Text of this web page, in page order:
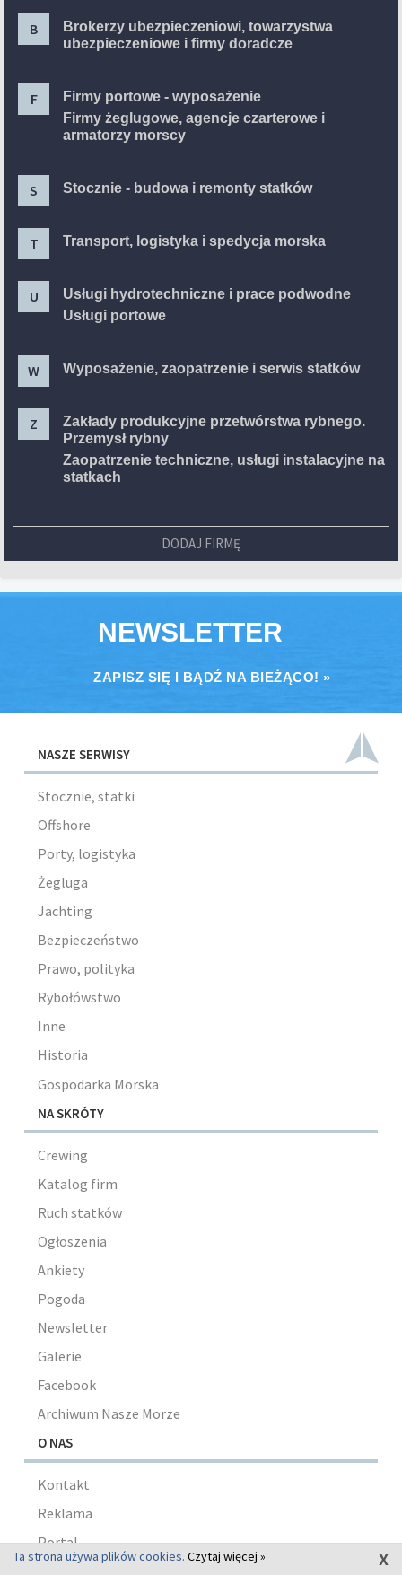
B
Brokerzy ubezpieczeniowi, towarzystwa
ubezpieczeniowe i firmy doradcze
F
Firmy portowe - wyposażenie
Firmy żeglugowe, agencje czarterowe i
armatorzy morscy
S Stocznie - budowa i remonty statków
T Transport, logistyka i spedycja morska
U
Usługi hydrotechniczne i prace podwodne
Usługi portowe
W Wyposażenie, zaopatrzenie i serwis statków
Z
Zakłady produkcyjne przetwórstwa rybnego.
Przemysł rybny
Zaopatrzenie techniczne, usługi instalacyjne na
statkach
DODAJ FIRMĘ
NEWSLETTER
ZAPISZ SIĘ I BĄDŹ NA BIEŻĄCO! »
NASZE SERWISY
Stocznie, statki
Offshore
Porty, logistyka
Żegluga
Jachting
Bezpieczeństwo
Prawo, polityka
Rybołówstwo
Inne
Historia
Gospodarka Morska
NA SKRÓTY
Crewing
Katalog firm
Ruch statków
Ogłoszenia
Ankiety
Pogoda
Newsletter
Galerie
Facebook
Archiwum Nasze Morze
O NAS
Kontakt
Reklama
Portal
Ta strona używa plików cookies. Czytaj więcej » x